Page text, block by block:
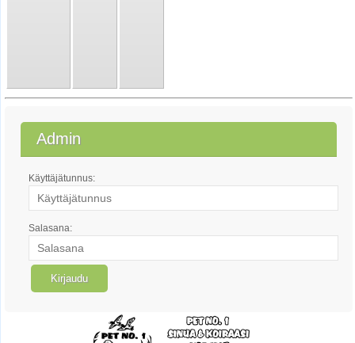
Admin
Käyttäjätunnus:
Salasana: